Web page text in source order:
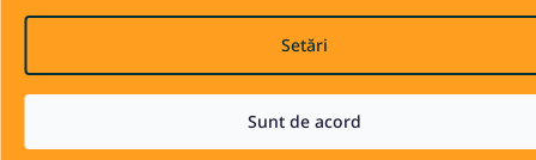
Setări
Sunt de acord